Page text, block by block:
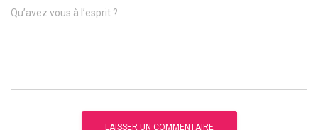
Qu’avez vous à l’esprit ?